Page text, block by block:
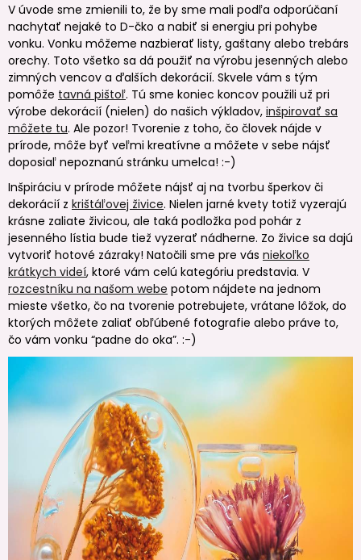
V úvode sme zmienili to, že by sme mali podľa odporúčaní
nachytať nejaké to D-čko a nabiť si energiu pri pohybe
vonku. Vonku môžeme nazbierať listy, gaštany alebo trebárs
orechy. Toto všetko sa dá použiť na výrobu jesenných alebo
zimných vencov a ďalších dekorácií. Skvele vám s tým
pomôže tavná pištoľ. Tú sme koniec koncov použili už pri
výrobe dekorácií (nielen) do našich výkladov, inšpirovať sa
môžete tu. Ale pozor! Tvorenie z toho, čo človek nájde v
prírode, môže byť veľmi kreatívne a môžete v sebe nájsť
doposiaľ nepoznanú stránku umelca! :-)
Inšpiráciu v prírode môžete nájsť aj na tvorbu šperkov či
dekorácií z krištáľovej živice. Nielen jarné kvety totiž vyzerajú
krásne zaliate živicou, ale taká podložka pod pohár z
jesenného lístia bude tiež vyzerať nádherne. Zo živice sa dajú
vytvoriť hotové zázraky! Natočili sme pre vás niekoľko
krátkych videí, ktoré vám celú kategóriu predstavia. V
rozcestníku na našom webe potom nájdete na jednom
mieste všetko, čo na tvorenie potrebujete, vrátane lôžok, do
ktorých môžete zaliať obľúbené fotografie alebo práve to,
čo vám vonku “padne do oka”. :-)